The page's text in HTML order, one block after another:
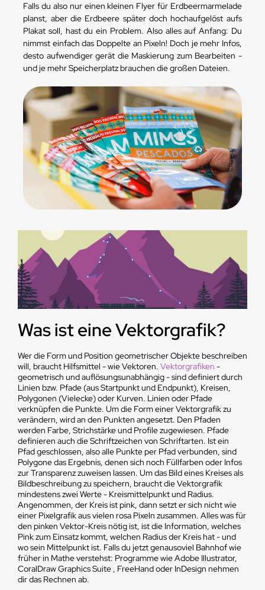
Falls du also nur einen kleinen Flyer für Erdbeermarmelade
planst, aber die Erdbeere später doch hochaufgelöst aufs
Plakat soll, hast du ein Problem. Also alles auf Anfang: Du
nimmst einfach das Doppelte an Pixeln! Doch je mehr Infos,
desto aufwendiger gerät die Maskierung zum Bearbeiten -
und je mehr Speicherplatz brauchen die großen Dateien.
Was ist eine Vektorgrafik?
Wer die Form und Position geometrischer Objekte beschreiben
will, braucht Hilfsmittel - wie Vektoren. Vektorgrafiken -
geometrisch und auflösungsunabhängig - sind definiert durch
Linien bzw. Pfade (aus Startpunkt und Endpunkt), Kreisen,
Polygonen (Vielecke) oder Kurven. Linien oder Pfade
verknüpfen die Punkte. Um die Form einer Vektorgrafik zu
verändern, wird an den Punkten angesetzt. Den Pfaden
werden Farbe, Strichstärke und Profile zugewiesen. Pfade
definieren auch die Schriftzeichen von Schriftarten. Ist ein
Pfad geschlossen, also alle Punkte per Pfad verbunden, sind
Polygone das Ergebnis, denen sich noch Füllfarben oder Infos
zur Transparenz zuweisen lassen. Um das Bild eines Kreises als
Bildbeschreibung zu speichern, braucht die Vektorgrafik
mindestens zwei Werte - Kreismittelpunkt und Radius.
Angenommen, der Kreis ist pink, dann setzt er sich nicht wie
einer Pixelgrafik aus vielen rosa Pixeln zusammen. Alles was für
den pinken Vektor-Kreis nötig ist, ist die Information, welches
Pink zum Einsatz kommt, welchen Radius der Kreis hat - und
wo sein Mittelpunkt ist. Falls du jetzt genausoviel Bahnhof wie
früher in Mathe verstehst: Programme wie Adobe Illustrator,
CoralDraw Graphics Suite , FreeHand oder InDesign nehmen
dir das Rechnen ab.